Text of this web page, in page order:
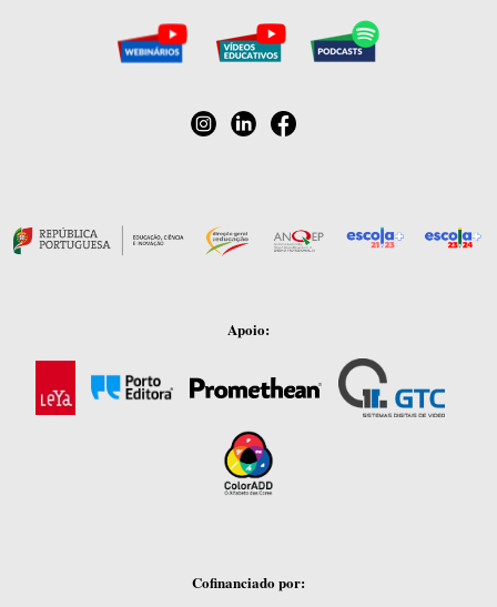
Apoio:
Cofinanciado por: